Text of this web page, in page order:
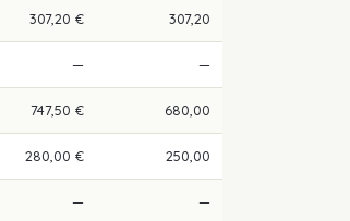
307,20 € 307,20
— —
747,50 € 680,00
280,00 € 250,00
— —